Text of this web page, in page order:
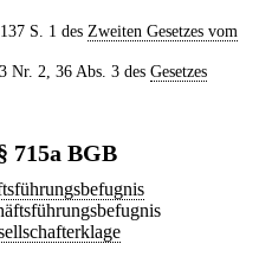
S. 1 des Zweiten Gesetzes vom
Nr. 2, 36 Abs. 3 des Gesetzes
715a BGB